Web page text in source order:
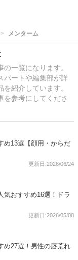
メンターム
一覧になります。
パートや編集部が詳
紹介しています。
を参考にしてくださ
め13選【顔用・からだ
更新日:2026/06/24
気おすすめ16選！ドラ
更新日:2026/05/08
め27選！男性の唇荒れ